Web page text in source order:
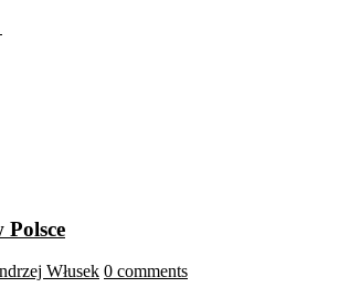
Polsce
Włusek 0 comments